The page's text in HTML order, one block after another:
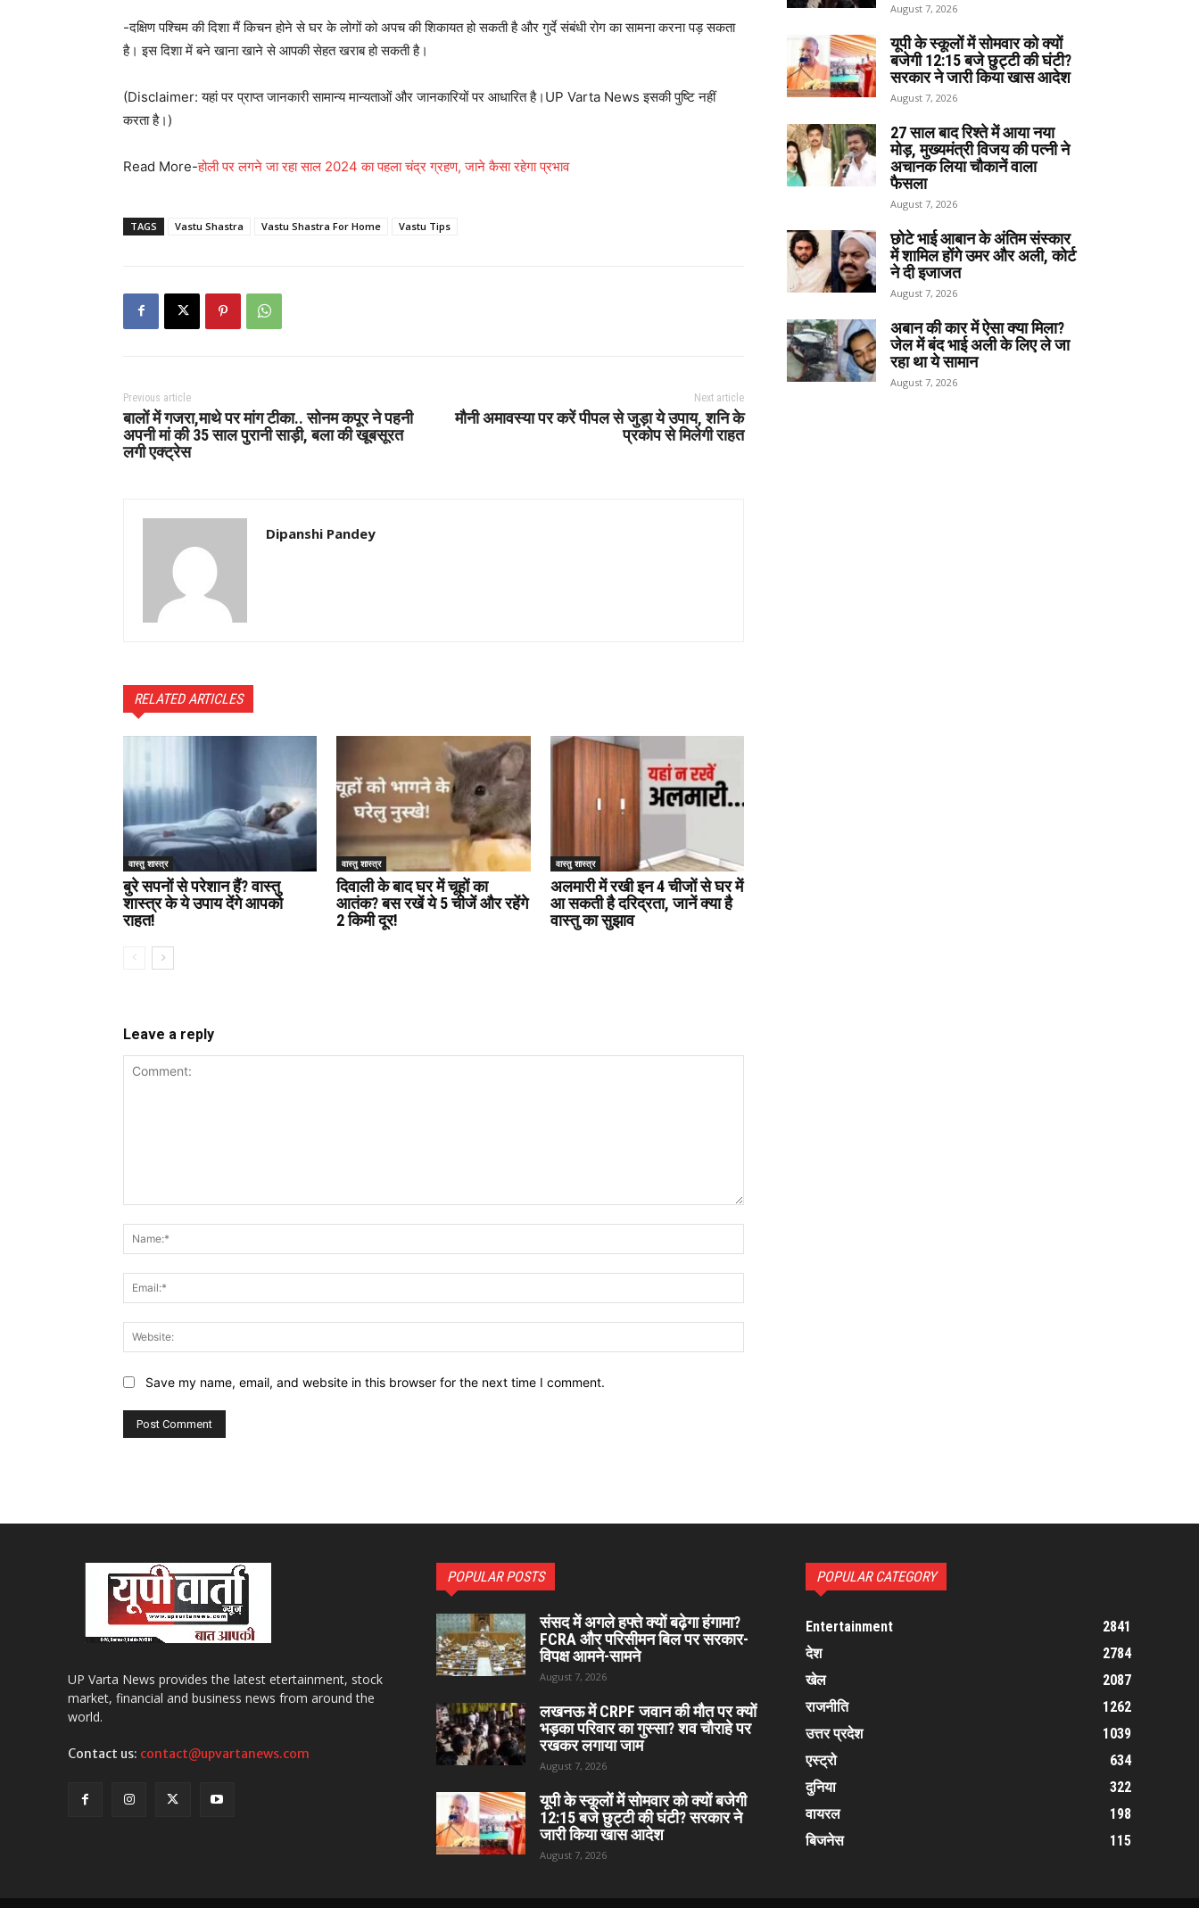
-दक्षिण पश्चिम की दिशा मैं किचन होने से घर के लोगों को अपच की शिकायत हो सकती है और गुर्दे संबंधी रोग का सामना करना पड़ सकता
है। इस दिशा में बने खाना खाने से आपकी सेहत खराब हो सकती है।
(Disclaimer: यहां पर प्राप्त जानकारी सामान्य मान्यताओं और जानकारियों पर आधारित है।UP Varta News इसकी पुष्टि नहीं
करता है।)
Read More-होली पर लगने जा रहा साल 2024 का पहला चंद्र ग्रहण, जाने कैसा रहेगा प्रभाव
TAGS Vastu Shastra Vastu Shastra For Home Vastu Tips
Previous article
बालों में गजरा,माथे पर मांग टीका.. सोनम कपूर ने पहनी
अपनी मां की 35 साल पुरानी साड़ी, बला की खूबसूरत
लगी एक्ट्रेस
Next article
मौनी अमावस्या पर करें पीपल से जुड़ा ये उपाय, शनि के
प्रकोप से मिलेगी राहत
Dipanshi Pandey
RELATED ARTICLES
वास्तु शास्त्र
बुरे सपनों से परेशान हैं? वास्तु
शास्त्र के ये उपाय देंगे आपको
राहत!
वास्तु शास्त्र
दिवाली के बाद घर में चूहों का
आतंक? बस रखें ये 5 चीजें और रहेंगे
2 किमी दूर!
वास्तु शास्त्र
अलमारी में रखी इन 4 चीजों से घर में
आ सकती है दरिद्रता, जानें क्या है
वास्तु का सुझाव
Leave a reply
Save my name, email, and website in this browser for the next time I comment.
August 7, 2026
यूपी के स्कूलों में सोमवार को क्यों
बजेगी 12:15 बजे छुट्टी की घंटी?
सरकार ने जारी किया खास आदेश
August 7, 2026
27 साल बाद रिश्ते में आया नया
मोड़, मुख्यमंत्री विजय की पत्नी ने
अचानक लिया चौकानें वाला
फैसला
August 7, 2026
छोटे भाई आबान के अंतिम संस्कार
में शामिल होंगे उमर और अली, कोर्ट
ने दी इजाजत
August 7, 2026
अबान की कार में ऐसा क्या मिला?
जेल में बंद भाई अली के लिए ले जा
रहा था ये सामान
August 7, 2026
UP Varta News provides the latest etertainment, stock
market, financial and business news from around the
world.
Contact us: contact@upvartanews.com
POPULAR POSTS
संसद में अगले हफ्ते क्यों बढ़ेगा हंगामा?
FCRA और परिसीमन बिल पर सरकार-
विपक्ष आमने-सामने
August 7, 2026
लखनऊ में CRPF जवान की मौत पर क्यों
भड़का परिवार का गुस्सा? शव चौराहे पर
रखकर लगाया जाम
August 7, 2026
यूपी के स्कूलों में सोमवार को क्यों बजेगी
12:15 बजे छुट्टी की घंटी? सरकार ने
जारी किया खास आदेश
August 7, 2026
POPULAR CATEGORY
Entertainment
2841
देश
2784
खेल
2087
राजनीति
1262
उत्तर प्रदेश
1039
एस्ट्रो
634
दुनिया
322
वायरल
198
बिजनेस
115